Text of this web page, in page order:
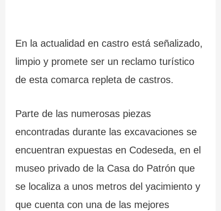
En la actualidad en castro está señalizado,
limpio y promete ser un reclamo turístico
de esta comarca repleta de castros.
Parte de las numerosas piezas
encontradas durante las excavaciones se
encuentran expuestas en Codeseda, en el
museo privado de la Casa do Patrón que
se localiza a unos metros del yacimiento y
que cuenta con una de las mejores